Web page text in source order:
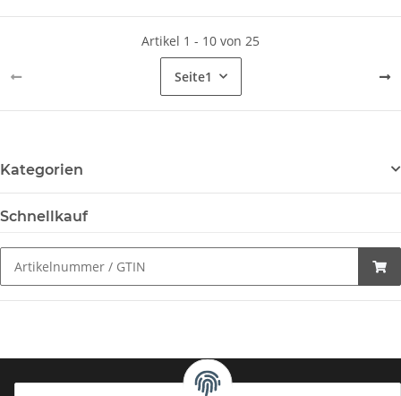
Artikel 1 - 10 von 25
Seite1
Kategorien
Schnellkauf
Sporthilfe